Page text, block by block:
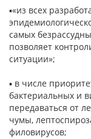
▪«из всех
самых
позволяет
ситуации»;
▪ в числе
бактериальных и
передаваться от
чумы,
филовирусов;